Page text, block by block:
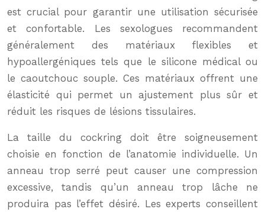
est crucial pour garantir une utilisation sécurisée
et confortable. Les sexologues recommandent
généralement des matériaux flexibles et
hypoallergéniques tels que le silicone médical ou
le caoutchouc souple. Ces matériaux offrent une
élasticité qui permet un ajustement plus sûr et
réduit les risques de lésions tissulaires.
La taille du cockring doit être soigneusement
choisie en fonction de l’anatomie individuelle. Un
anneau trop serré peut causer une compression
excessive, tandis qu’un anneau trop lâche ne
produira pas l’effet désiré. Les experts conseillent